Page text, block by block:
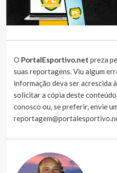
O PortalEsportivo.net preza
suas reportagens. Viu algum
informação deva ser acrescida
solicitar a cópia deste
conosco ou, se preferir, envie